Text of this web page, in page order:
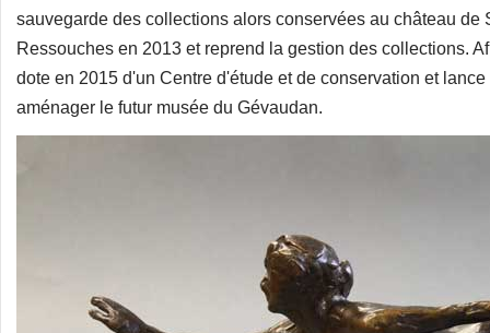
sauvegarde des collections alors conservées au château
Ressouches en 2013 et reprend la gestion des collections.
dote en 2015 d'un Centre d'étude et de conservation et
aménager le futur musée du Gévaudan.